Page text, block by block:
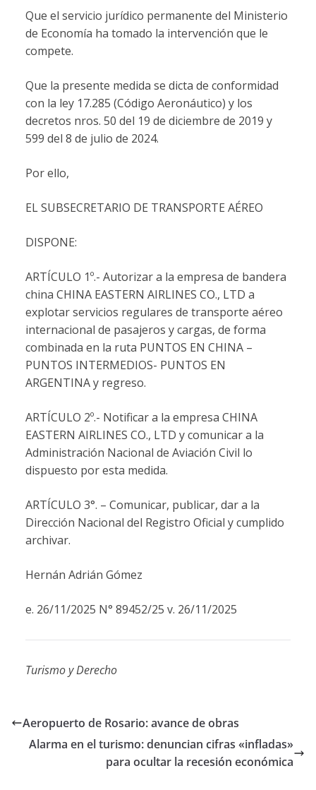
Que el servicio jurídico permanente del Ministerio
de Economía ha tomado la intervención que le
compete.
Que la presente medida se dicta de conformidad
con la ley 17.285 (Código Aeronáutico) y los
decretos nros. 50 del 19 de diciembre de 2019 y
599 del 8 de julio de 2024.
Por ello,
EL SUBSECRETARIO DE TRANSPORTE AÉREO
DISPONE:
ARTÍCULO 1º.- Autorizar a la empresa de bandera
china CHINA EASTERN AIRLINES CO., LTD a
explotar servicios regulares de transporte aéreo
internacional de pasajeros y cargas, de forma
combinada en la ruta PUNTOS EN CHINA –
PUNTOS INTERMEDIOS- PUNTOS EN
ARGENTINA y regreso.
ARTÍCULO 2º.- Notificar a la empresa CHINA
EASTERN AIRLINES CO., LTD y comunicar a la
Administración Nacional de Aviación Civil lo
dispuesto por esta medida.
ARTÍCULO 3°. – Comunicar, publicar, dar a la
Dirección Nacional del Registro Oficial y cumplido
archivar.
Hernán Adrián Gómez
e. 26/11/2025 N° 89452/25 v. 26/11/2025
Turismo y Derecho
Aeropuerto de Rosario: avance de obras
Alarma en el turismo: denuncian cifras «infladas»
para ocultar la recesión económica